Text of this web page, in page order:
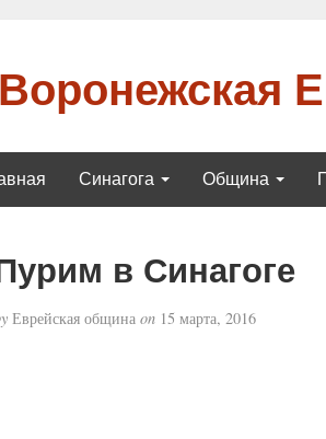
Воронежская
Синагога Община
в Синагоге
Еврейская община on15 марта, 2016